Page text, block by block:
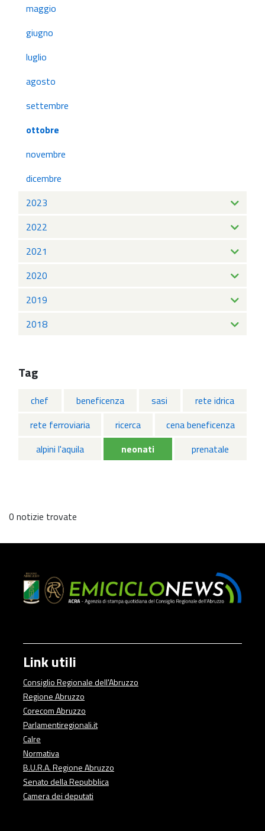
maggio
giugno
luglio
agosto
settembre
ottobre
novembre
dicembre
2023
2022
2021
2020
2019
2018
Tag
chef beneficenza sasi
rete idrica
rete ferroviaria
ricerca
cena beneficenza
alpini l'aquila
neonati prenatale
0 notizie trovate
Link utili
Consiglio Regionale dell'Abruzzo
Regione Abruzzo
Corecom Abruzzo
Parlamentiregionali.it
Calre
Normativa
B.U.R.A. Regione Abruzzo
Senato della Repubblica
Camera dei deputati